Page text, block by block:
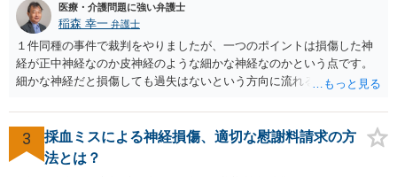
医療・介護問題に強い弁護士
稲森 幸一 弁護士
１件同種の事件で裁判をやりましたが、一つのポイントは損傷した神
経が正中神経なのか皮神経のような細かな神経なのかという点です。
細かな神経だと損傷しても過失はないという方向に流れる可能性があ
過失が認められる可能性がありますので弁護士費用を支払う価値はあ
るかと思います。 頑張ってください。
3
採血ミスによる神経損傷、適切な慰謝料請求の方
法とは？